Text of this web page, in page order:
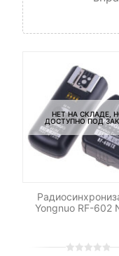
НЕТ НА СКЛАДЕ,
ДОСТУПНО ПОД
Yongnuo RF-602